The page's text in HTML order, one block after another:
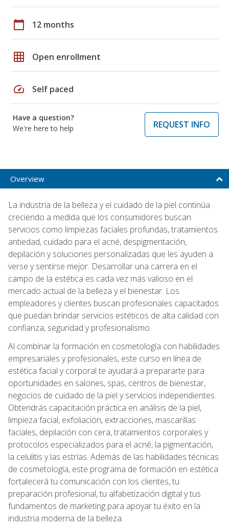
calendar_today 12 months
grid_on Open enrollment
speed Self paced
Have a question?
We're here to help
REQUEST INFO
Overview
La industria de la belleza y el cuidado de la piel continúa
creciendo a medida que los consumidores buscan
servicios como limpiezas faciales profundas, tratamientos
antiedad, cuidado para el acné, despigmentación,
depilación y soluciones personalizadas que les ayuden a
verse y sentirse mejor. Desarrollar una carrera en el
campo de la estética es cada vez más valioso en el
mercado actual de la belleza y el bienestar. Los
empleadores y clientes buscan profesionales capacitados
que puedan brindar servicios estéticos de alta calidad con
confianza, seguridad y profesionalismo.
Al combinar la formación en cosmetología con habilidades
empresariales y profesionales, este curso en línea de
estética facial y corporal te ayudará a prepararte para
oportunidades en salones, spas, centros de bienestar,
negocios de cuidado de la piel y servicios independientes.
Obtendrás capacitación práctica en análisis de la piel,
limpieza facial, exfoliación, extracciones, mascarillas
faciales, depilación con cera, tratamientos corporales y
protocolos especializados para el acné, la pigmentación,
la celulitis y las estrías. Además de las habilidades técnicas
de cosmetología, este programa de formación en estética
fortalecerá tu comunicación con los clientes, tu
preparación profesional, tu alfabetización digital y tus
fundamentos de marketing para apoyar tu éxito en la
industria moderna de la belleza.